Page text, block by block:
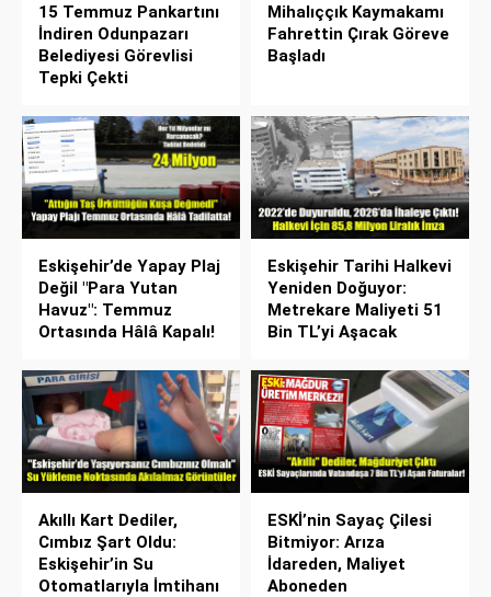
15 Temmuz Pankartını
İndiren Odunpazarı
Belediyesi Görevlisi
Tepki Çekti
Mihalıççık Kaymakamı
Fahrettin Çırak Göreve
Başladı
Eskişehir’de Yapay Plaj
Değil "Para Yutan
Havuz": Temmuz
Ortasında Hâlâ Kapalı!
Eskişehir Tarihi Halkevi
Yeniden Doğuyor:
Metrekare Maliyeti 51
Bin TL’yi Aşacak
Akıllı Kart Dediler,
Cımbız Şart Oldu:
Eskişehir’in Su
Otomatlarıyla İmtihanı
ESKİ’nin Sayaç Çilesi
Bitmiyor: Arıza
İdareden, Maliyet
Aboneden